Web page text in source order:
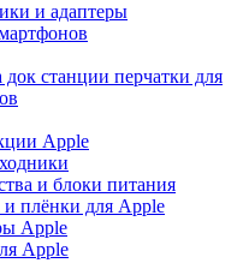
и адаптеры
док станции перчатки для
Apple
и блоки питания
плёнки для Apple
Apple
Apple